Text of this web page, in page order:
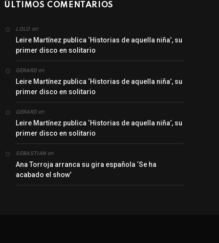
ÚLTIMOS COMENTARIOS
LOLO en
Leire Martínez publica ‘Historias de aquella niña’, su
primer disco en solitario
GERARDen
Leire Martínez publica ‘Historias de aquella niña’, su
primer disco en solitario
GERARDen
Leire Martínez publica ‘Historias de aquella niña’, su
primer disco en solitario
SEBASTIANen
Ana Torroja arranca su gira española ‘Se ha
acabado el show’